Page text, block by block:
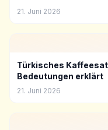
21. Juni 2026
Türkisches
Bedeutungen erklärt
21. Juni 2026